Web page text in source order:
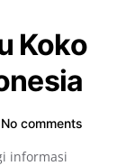
Koko
No comments
informasi